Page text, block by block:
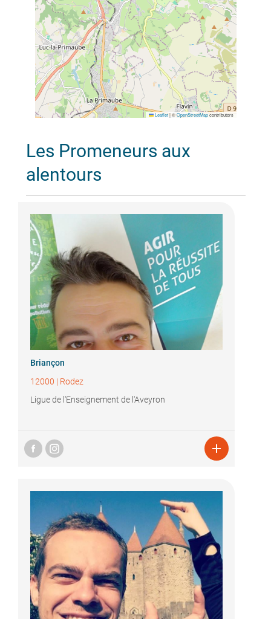
Leaflet|©OpenStreetMapcontributors
Les Promeneurs aux
alentours
Briançon
12000 | Rodez
Ligue de l'Enseignement de l'Aveyron
